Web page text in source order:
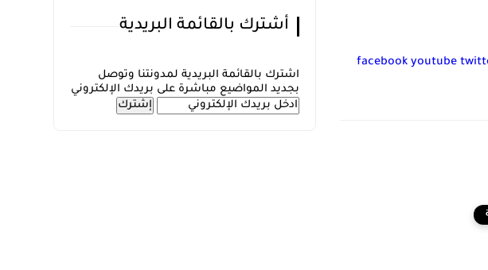
facebook youtube
أشترك بالقائمة البريدية
اشترك بالقائمة البريدية لمدونتنا وتوصل
بجديد المواضيع مباشرة على بريدك الإلكتروني